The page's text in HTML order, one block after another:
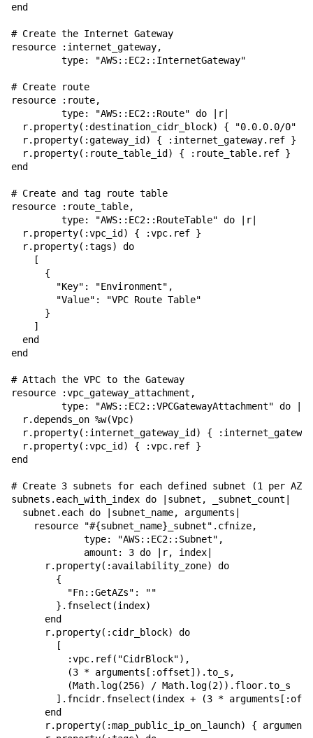
end
# Create the Internet Gateway
resource :internet_gateway,
         type: "AWS::EC2::InternetGateway"
# Create route
resource :route,
         type: "AWS::EC2::Route" do |r|
  r.property(:destination_cidr_block) { "0.0.0.0/0" }
  r.property(:gateway_id) { :internet_gateway.ref }
  r.property(:route_table_id) { :route_table.ref }
end
# Create and tag route table
resource :route_table,
         type: "AWS::EC2::RouteTable" do |r|
  r.property(:vpc_id) { :vpc.ref }
  r.property(:tags) do
    [
      {
        "Key": "Environment",
        "Value": "VPC Route Table"
      }
    ]
  end
end
# Attach the VPC to the Gateway
resource :vpc_gateway_attachment,
         type: "AWS::EC2::VPCGatewayAttachment" do |r|
  r.depends_on %w(Vpc)
r.property(:internet_gateway_id) {
  r.property(:vpc_id) { :vpc.ref }
end
# Create 3 subnets for each defined subnet (1 per AZ)
subnets.each_with_index do |subnet, _subnet_count|
  subnet.each do |subnet_name, arguments|
    resource "#{subnet_name}_subnet".cfnize,
             type: "AWS::EC2::Subnet",
             amount: 3 do |r, index|
      r.property(:availability_zone) do
        {
          "Fn::GetAZs": ""
        }.fnselect(index)
      end
      r.property(:cidr_block) do
        [
          :vpc.ref("CidrBlock"),
          (3 * arguments[:offset]).to_s,
          (Math.log(256) / Math.log(2)).floor.to_s
].fncidr.fnselect(index + (3 *
      end
r.property(:map_public_ip_on_launch) {